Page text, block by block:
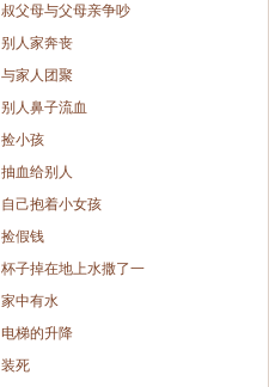
叔父母与父母亲争吵
别人家奔丧
与家人团聚
别人鼻子流血
捡小孩
抽血给别人
自己抱着小女孩
捡假钱
杯子掉在地上水撒了一
家中有水
电梯的升降
装死